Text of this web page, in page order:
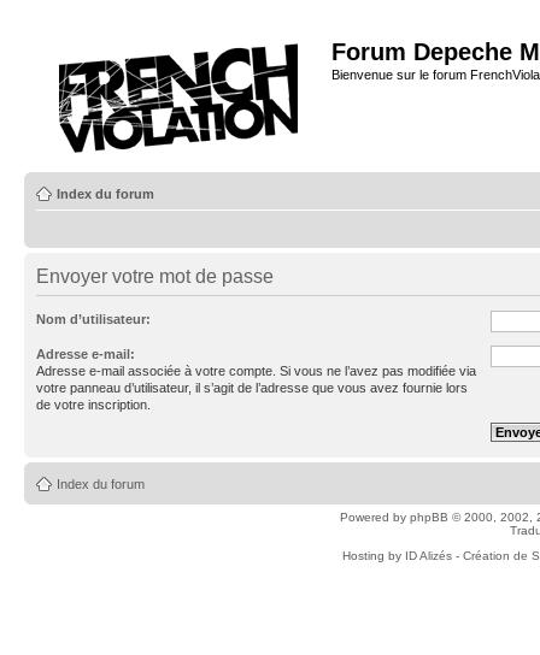
Forum Depeche
Bienvenue sur le forum
Index du forum
Envoyer votre mot de passe
Nom d’utilisateur:
Adresse e-mail:
Adresse e-mail associée à votre compte. Si vous ne l’avez pas modifiée via
votre panneau d’utilisateur, il s’agit de l’adresse que vous avez fournie lors
de votre inscription.
Index du forum
Powered by phpBB © 2000, 2002,
Hosting by ID Alizés - Création de